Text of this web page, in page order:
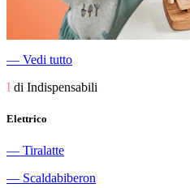
― Vedi tutto
I di Indispensabili
Elettrico
― Tiralatte
― Scaldabiberon